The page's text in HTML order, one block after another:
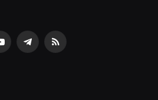
TelegramRSS